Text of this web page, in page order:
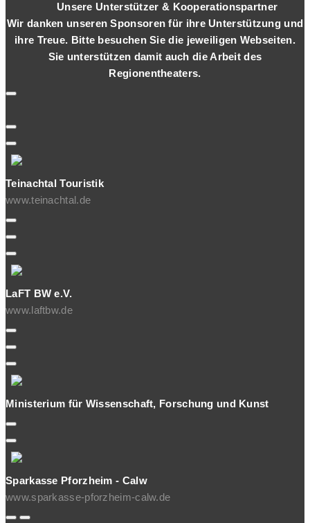
Unsere Unterstützer & Kooperationspartner
Wir danken unseren Sponsoren für ihre Unterstützung und
ihre Treue. Bitte besuchen Sie die jeweiligen Webseiten.
Sie unterstützen damit auch die Arbeit des
Regionentheaters.
Teinachtal Touristik
www.teinachtal.de
LaFT BW e.V.
www.laftbw.de
Ministerium für Wissenschaft, Forschung und Kunst
Sparkasse Pforzheim - Calw
www.sparkasse-pforzheim-calw.de